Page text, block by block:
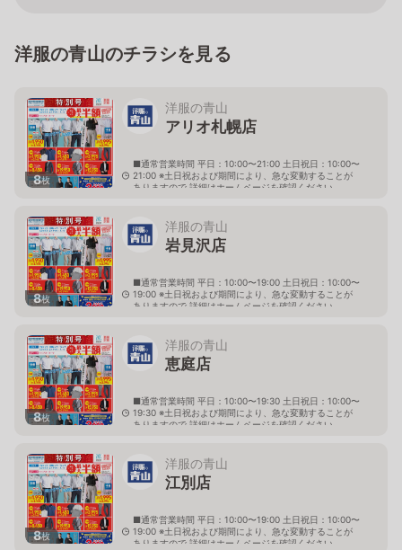
洋服の青山のチラシを見る
8枚
洋服の青山
アリオ札幌店
■通常営業時間 平日：10:00〜21:00 土日祝日：10:00〜
21:00 ※土日祝および期間により、急な変動することが
ありますので 詳細はホームページを確認ください
8枚
洋服の青山
岩見沢店
■通常営業時間 平日：10:00〜19:00 土日祝日：10:00〜
19:00 ※土日祝および期間により、急な変動することが
ありますので 詳細はホームページを確認ください
8枚
洋服の青山
恵庭店
■通常営業時間 平日：10:00〜19:30 土日祝日：10:00〜
19:30 ※土日祝および期間により、急な変動することが
ありますので 詳細はホームページを確認ください
8枚
洋服の青山
江別店
■通常営業時間 平日：10:00〜19:00 土日祝日：10:00〜
19:00 ※土日祝および期間により、急な変動することが
ありますので 詳細はホームページを確認ください